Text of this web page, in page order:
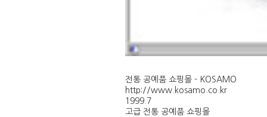
전통 공예품 쇼핑몰 - KOSAMO
http://www.kosamo.co.kr
1999.7
고급 전통 공예품 쇼핑몰